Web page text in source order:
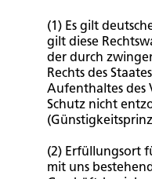
(1) Es gilt
gilt diese
der durch
Rechts des
Aufenthaltes des
Schutz nicht
(2) Erfüllungsort
mit uns